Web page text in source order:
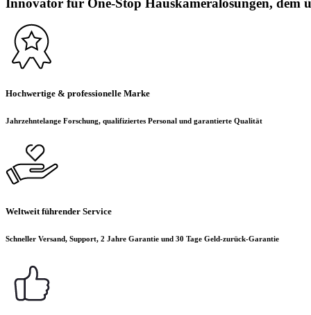
Hochwertige & professionelle Marke
Jahrzehntelange Forschung, qualifiziertes Personal und garantierte Qualität
Weltweit führender Service
Schneller Versand, Support, 2 Jahre Garantie und 30 Tage Geld-zurück-Garantie